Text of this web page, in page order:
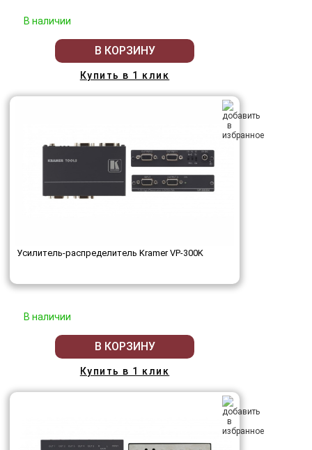
В наличии
В КОРЗИНУ
Купить в 1 клик
Усилитель-распределитель Kramer VP-300K
В наличии
В КОРЗИНУ
Купить в 1 клик